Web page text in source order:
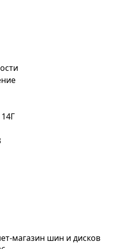
магазин шин и дисков